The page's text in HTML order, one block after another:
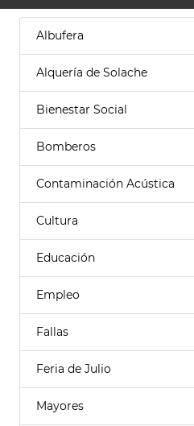
Albufera
Alquería de Solache
Bienestar Social
Bomberos
Contaminación Acústica
Cultura
Educación
Empleo
Fallas
Feria de Julio
Mayores